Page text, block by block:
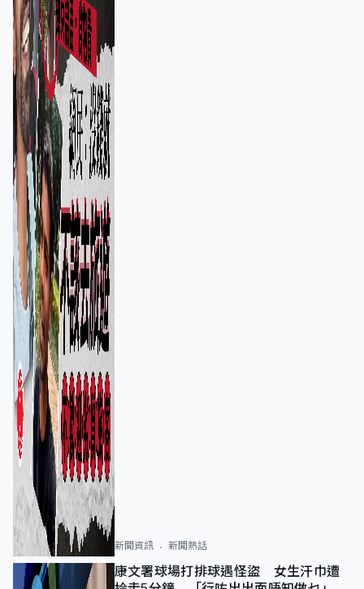
新聞資訊 新聞熱話
康文署球場打排球遇怪盜 女生汗巾遭